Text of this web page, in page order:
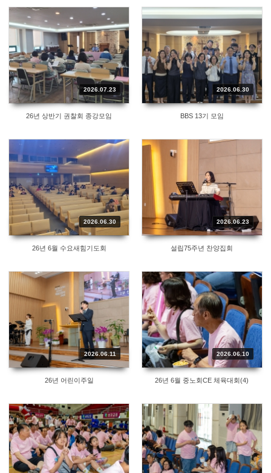
2026.07.23
26년 상반기 권찰회 종강모임
2026.06.30
BBS 13기 모임
2026.06.30
26년 6월 수요새힘기도회
2026.06.23
설립75주년 찬양집회
2026.06.11
26년 어린이주일
2026.06.10
26년 6월 중노회CE 체육대회(4)